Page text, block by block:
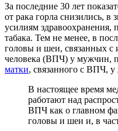
За последние 30 лет
от рака горла снизились, в
усилиям
табака. Тем не менее, в
головы и шеи, связанных
человека (ВПЧ) у мужчин,
матки, связанного с ВПЧ,
В настоящее время
работают над
ВПЧ как о главном
головы и шеи и, в